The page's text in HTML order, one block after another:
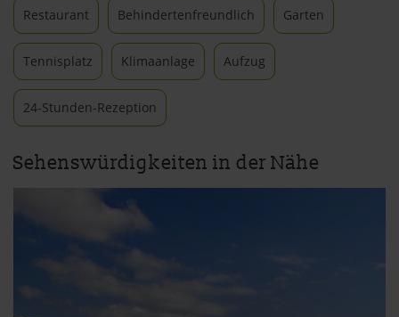
Restaurant Behindertenfreundlich Garten
Tennisplatz Klimaanlage Aufzug
24-Stunden-Rezeption
Sehenswürdigkeiten in der Nähe